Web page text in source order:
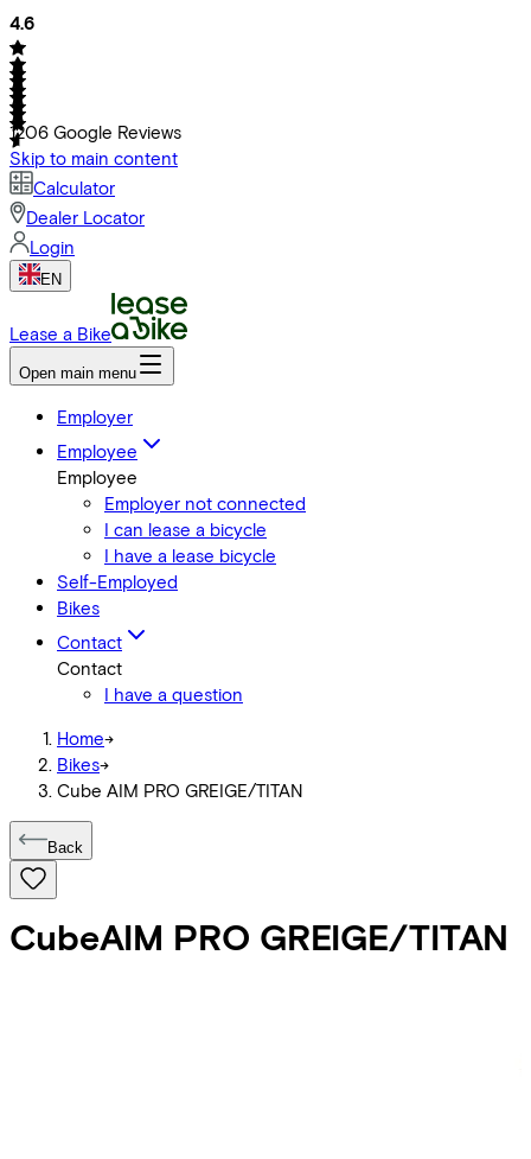
4.6
1206 Google Reviews
Skip to main content
Calculator
Dealer Locator
Login
EN
Lease a Bike
Open main menu
Employer
Employee
Employee
Employer not connected
I can lease a bicycle
I have a lease bicycle
Self-Employed
Bikes
Contact
Contact
I have a question
Home->
Bikes->
Cube AIM PRO GREIGE/TITAN
Back
CubeAIM PRO GREIGE/TITAN